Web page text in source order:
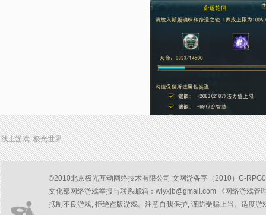
线上游戏 极光世界
©2010北京极光互动网络技术有限公司 文网游备字（2010）C-
文化部网络游戏举报与联系邮箱：wlyxjb@gmail.com 《网络游戏管
抵制不良游戏, 拒绝盗版游戏。注意自我保护, 谨防受骗上当。适度